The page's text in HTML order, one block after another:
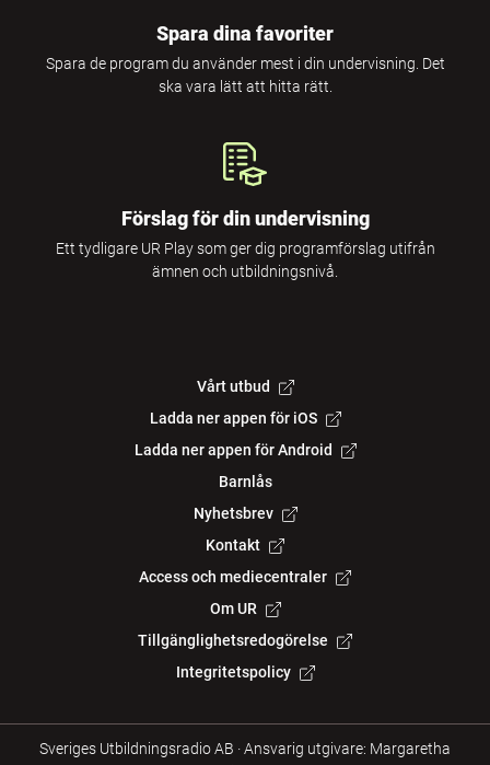
Spara dina favoriter
Spara de program du använder mest i din undervisning. Det
ska vara lätt att hitta rätt.
Förslag för din undervisning
Ett tydligare UR Play som ger dig programförslag utifrån
ämnen och utbildningsnivå.
Vårt utbud
Ladda ner appen för iOS
Ladda ner appen för Android
Barnlås
Nyhetsbrev
Kontakt
Access och mediecentraler
Om UR
Tillgänglighetsredogörelse
Integritetspolicy
Sveriges Utbildningsradio AB ·Ansvarig utgivare: Margaretha